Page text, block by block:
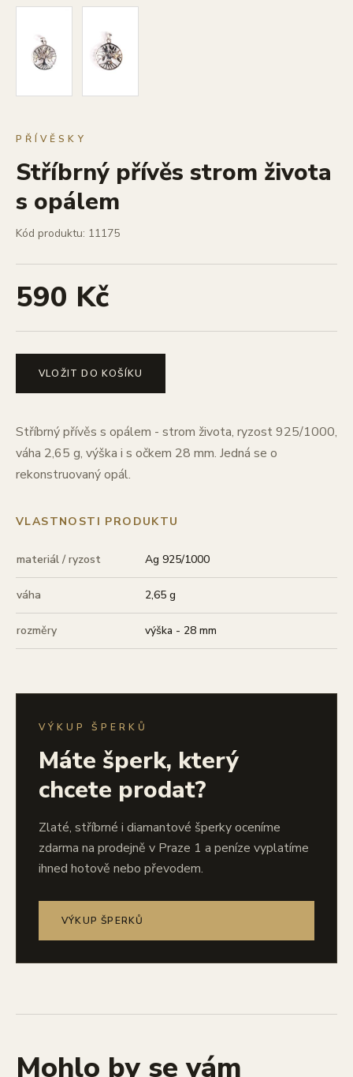
PŘÍVĚSKY
Stříbrný přívěs strom života
s opálem
Kód produktu: 11175
590 Kč
VLOŽIT DO KOŠÍKU
Stříbrný přívěs s opálem - strom života, ryzost 925/1000,
váha 2,65 g, výška i s očkem 28 mm. Jedná se o
rekonstruovaný opál.
VLASTNOSTI PRODUKTU
materiál / ryzost Ag 925/1000
váha 2,65 g
rozměry výška - 28 mm
VÝKUP ŠPERKŮ
Máte šperk, který
chcete prodat?
Zlaté, stříbrné i diamantové šperky oceníme
zdarma na prodejně v Praze 1 a peníze vyplatíme
ihned hotově nebo převodem.
VÝKUP ŠPERKŮ
Mohlo by se vám